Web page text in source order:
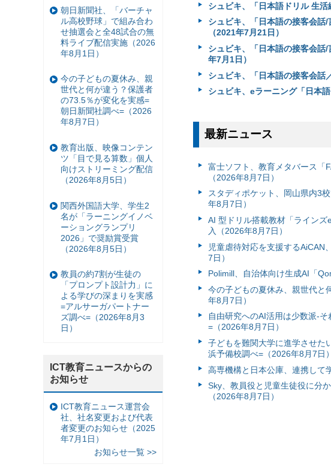
シュビキ、「日本語ドリル 生
シュビキ、「日本語の接客会話
（2021年7月21日）
シュビキ、「日本語の接客会話
年7月1日）
シュビキ、「日本語の接客会話
シュビキ、eラーニング「日本
最新ニュース
富⼠ソフト、教育メタバース「
（2026年8月7日）
スタディポケット、岡山県内3
年8月7日）
AI 型ドリル搭載教材「ライン
入（2026年8月7日）
児童虐待対応を支援するAiCAN
7日）
Polimill、自治体向け生成AI「
今の子どもの夏休み、親世代と
年8月7日）
自由研究へのAI活用は少数派-
=（2026年8月7日）
子どもを難関大学に進学させた
浜予備校調べ=（2026年8月7日）
高専機構と日本公庫、連携して
Sky、教員役と児童生徒役に分
（2026年8月7日）
朝日新聞社、「バーチャ
ル高校野球」で組み合わ
せ抽選会と全48試合の無
料ライブ配信実施（2026
年8月1日）
今の子どもの夏休み、親
世代と何が違う？保護者
の73.5％が変化を実感=
朝日新聞社調べ=（2026
年8月7日）
教育出版、映像コンテン
ツ「目で見る算数」個人
向けストリーミング配信
（2026年8月5日）
関西外国語大学、学生2
名が「ラーニングイノベ
ーショングランプリ
2026」で奨励賞受賞
（2026年8月5日）
教員の約7割が生徒の
「プロンプト設計力」に
よる学びの深まりを実感
=アルサーガパートナー
ズ調べ=（2026年8月3
日）
ICT教育ニュースからの
お知らせ
ICT教育ニュース運営会
社、社名変更および代表
者変更のお知らせ（2025
年7月1日）
お知らせ一覧 >>